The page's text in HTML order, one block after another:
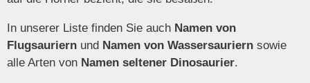
In unserer Liste finden Sie auch Namen von
Flugsauriern und Namen von Wassersauriern sowie
alle Arten von Namen seltener Dinosaurier.